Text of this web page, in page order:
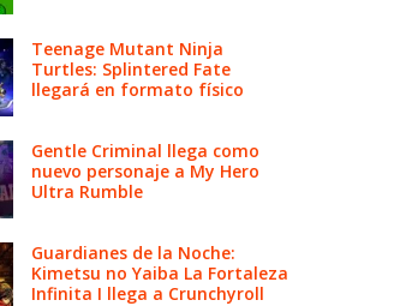
Teenage Mutant Ninja
Turtles: Splintered Fate
llegará en formato físico
Gentle Criminal llega como
nuevo personaje a My Hero
Ultra Rumble
Guardianes de la Noche:
Kimetsu no Yaiba La Fortaleza
Infinita I llega a Crunchyroll